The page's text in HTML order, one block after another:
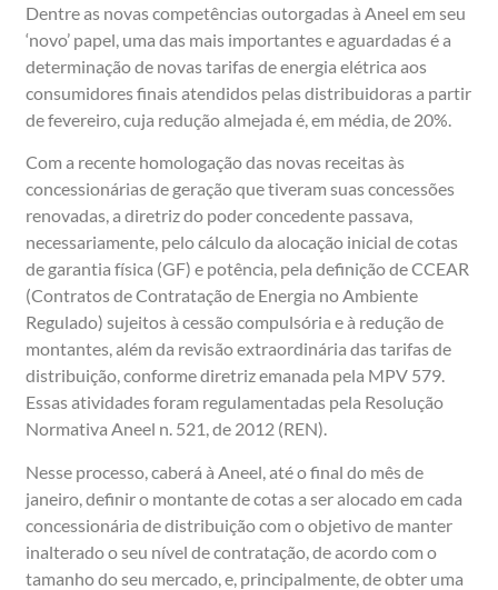
Dentre as novas competências outorgadas à Aneel em seu
‘novo’ papel, uma das mais importantes e aguardadas é a
determinação de novas tarifas de energia elétrica aos
consumidores finais atendidos pelas distribuidoras a partir
de fevereiro, cuja redução almejada é, em média, de 20%.
Com a recente homologação das novas receitas às
concessionárias de geração que tiveram suas concessões
renovadas, a diretriz do poder concedente passava,
necessariamente, pelo cálculo da alocação inicial de cotas
de garantia física (GF) e potência, pela definição de CCEAR
(Contratos de Contratação de Energia no Ambiente
Regulado) sujeitos à cessão compulsória e à redução de
montantes, além da revisão extraordinária das tarifas de
distribuição, conforme diretriz emanada pela MPV 579.
Essas atividades foram regulamentadas pela Resolução
Normativa Aneel n. 521, de 2012 (REN).
Nesse processo, caberá à Aneel, até o final do mês de
janeiro, definir o montante de cotas a ser alocado em cada
concessionária de distribuição com o objetivo de manter
inalterado o seu nível de contratação, de acordo com o
tamanho do seu mercado, e, principalmente, de obter uma